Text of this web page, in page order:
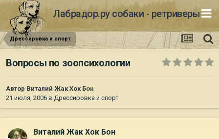
Лабрадор.ру собаки - ретриверы
Дрессировка и спорт
Вопросы по зоопсихологии
Автор Виталий Жак Хок Бон
21 июля, 2006 в Дрессировка и спорт
Виталий Жак Хок Бон